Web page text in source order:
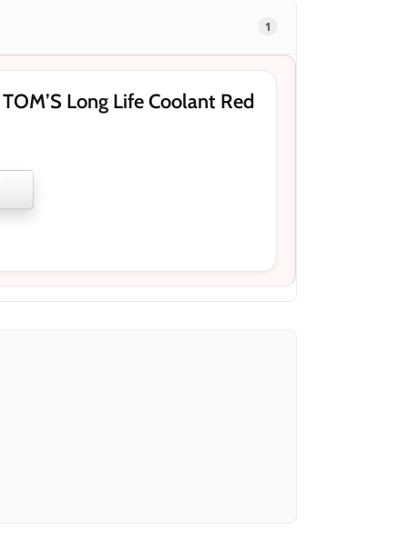
1
Long Life Coolant Red